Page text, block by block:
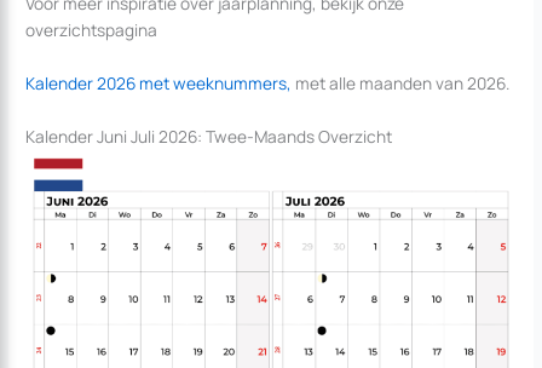
overzichtspagina
Kalender 2026 met weeknummers, met alle maanden van 2026.
Kalender Juni Juli 2026: Twee-Maands Overzicht